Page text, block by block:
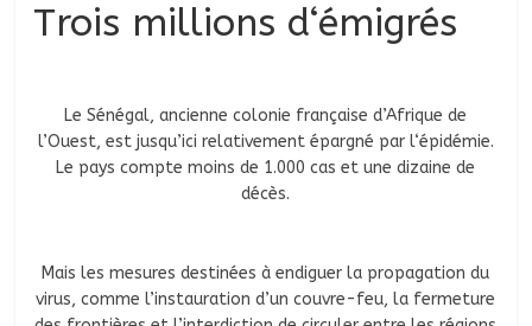
Trois millions d‘émigrés
Le Sénégal, ancienne colonie française d’Afrique de
l’Ouest, est jusqu’ici relativement épargné par l‘épidémie.
Le pays compte moins de 1.000 cas et une dizaine de
décès.
Mais les mesures destinées à endiguer la propagation du
virus, comme l’instauration d’un couvre-feu, la fermeture